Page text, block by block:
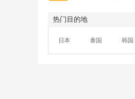
热门目的地
日本 泰国 韩国